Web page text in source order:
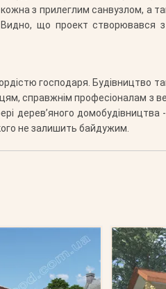
з прилеглим санвузлом, а
що проект створювався
господаря. Будівництво
справжнім професіоналам з
дерев’яного
не залишить байдужим.